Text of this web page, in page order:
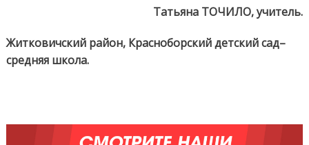
Татьяна ТОЧИЛО, учитель.
Житковичский район, Красноборский детский сад–
средняя школа.